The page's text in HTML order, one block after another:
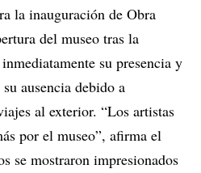
la inauguración de Obra
del museo tras la
su presencia y
ausencia debido a
al exterior. “Los artistas
por el museo”, afirma el
se mostraron impresionados